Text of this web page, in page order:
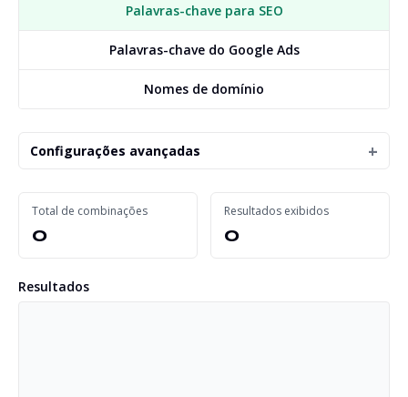
Palavras-chave para SEO
Palavras-chave do Google Ads
Nomes de domínio
Configurações avançadas
Total de combinações
0
Resultados exibidos
0
Resultados